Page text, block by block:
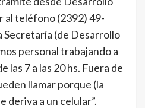
al teléfono (2392) 49-
Secretaría (de Desarrollo
personal trabajando a
las 7 a las 20 hs. Fuera de
llamar porque (la
deriva a un celular”.